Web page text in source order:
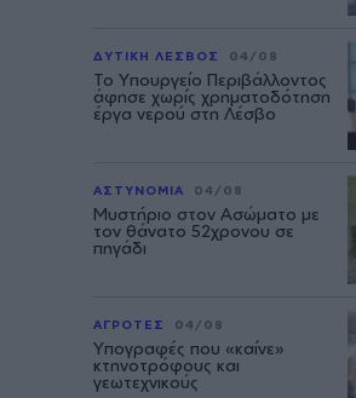
ΔΥΤΙΚΗ ΛΕΣΒΟΣ 04/08
Το Υπουργείο Περιβάλλοντος
άφησε χωρίς χρηματοδότηση
έργα νερού στη Λέσβο
ΑΣΤΥΝΟΜΙΑ 04/08
Μυστήριο στον Ασώματο με
τον θάνατο 52χρονου σε
πηγάδι
ΑΓΡΟΤΕΣ 04/08
Υπογραφές που «καίνε»
κτηνοτρόφους και
γεωτεχνικούς